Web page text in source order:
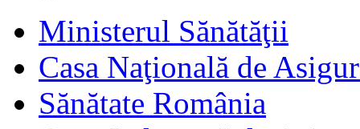
Ministerul Sănătăţii
Casa Naţională de
Sănătate România